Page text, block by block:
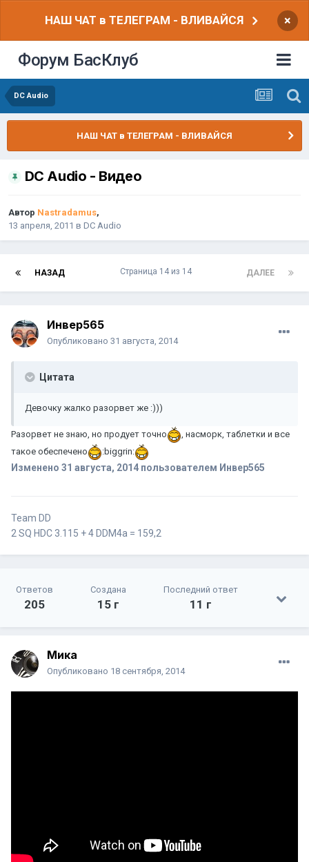
НАШ ЧАТ в ТЕЛЕГРАМ - ВЛИВАЙСЯ ×
Форум БасКлуб
DC Audio
НАШ ЧАТ в ТЕЛЕГРАМ - ВЛИВАЙСЯ
DC Audio - Видео
Автор Nastradamus,
13 апреля, 2011 в DC Audio
НАЗАД ДАЛЕЕ
Страница 14 из 14
Инвер565
Опубликовано 31 августа, 2014
Цитата
Девочку жалко разорвет же :)))
Разорвет не знаю, но продует точно
, насморк, таблетки и все
такое обеспечено
:biggrin:
Изменено 31 августа, 2014 пользователем Инвер565
Team DD
2 SQ HDC 3.115 + 4 DDM4a = 159,2
Ответов
205
Создана
15 г
Последний ответ
11 г
Мика
Опубликовано 18 сентября, 2014